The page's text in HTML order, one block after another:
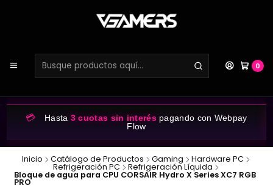
0
💳 Hasta 3 cuotas sin interéspagando con Webpay
Flow
Inicio Catálogo de Productos Gaming Hardware PC
Refrigeración PC Refrigeración Líquida
Bloque de agua para CPU CORSAIR Hydro X Series XC7 RGB
PRO